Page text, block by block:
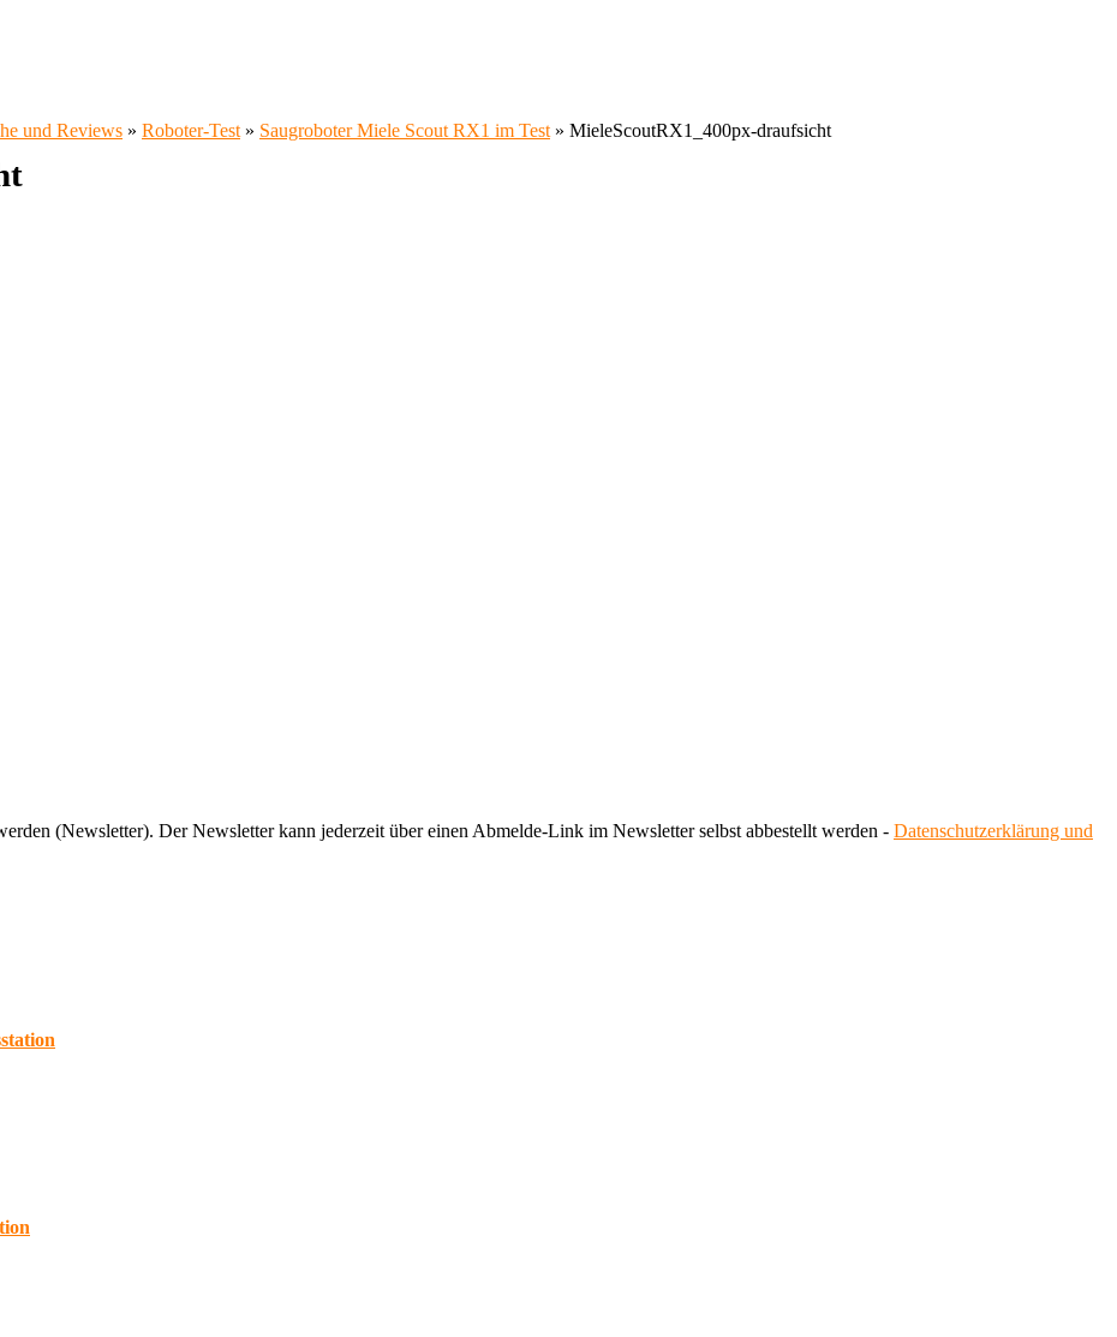
und Reviews » Roboter-Test » Saugroboter Miele Scout RX1 im Test » MieleScoutRX1_400px-draufsicht
(Newsletter). Der Newsletter kann jederzeit über einen Abmelde-Link im Newsletter selbst abbestellt werden - Datenschutzerklärung und